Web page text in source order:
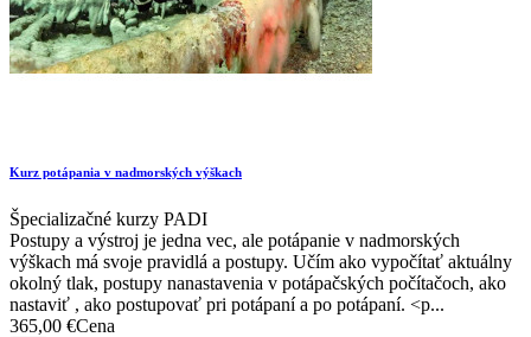
Kurz potápania v nadmorských výškach
Špecializačné kurzy PADI
Postupy a výstroj je jedna vec, ale potápanie v nadmorských
výškach má svoje pravidlá a postupy. Učím ako vypočítať aktuálny
okolný tlak, postupy nanastavenia v potápačských počítačoch, ako
nastaviť , ako postupovať pri potápaní a po potápaní. <p...
365,00 €Cena